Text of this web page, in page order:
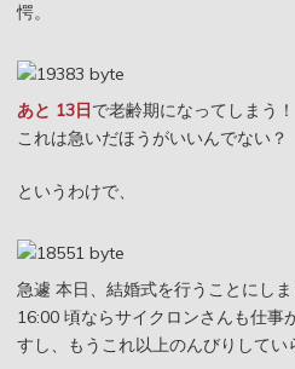
愕。
あと 13日で老齢期になってしまう！
これは急いだほうがいいんでない？
というわけで、
急遽 本日、結婚式を行うことにしま
16:00 頃ならサイクロンさんも仕事
すし、もうこれ以上のんびりしてい